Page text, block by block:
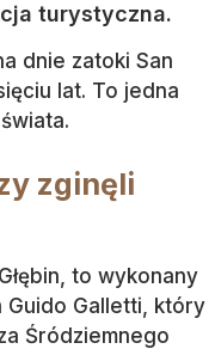
turystyczna.
dnie zatoki San
lat. To jedna
zginęli
to wykonany
Guido Galletti, który
Śródziemnego